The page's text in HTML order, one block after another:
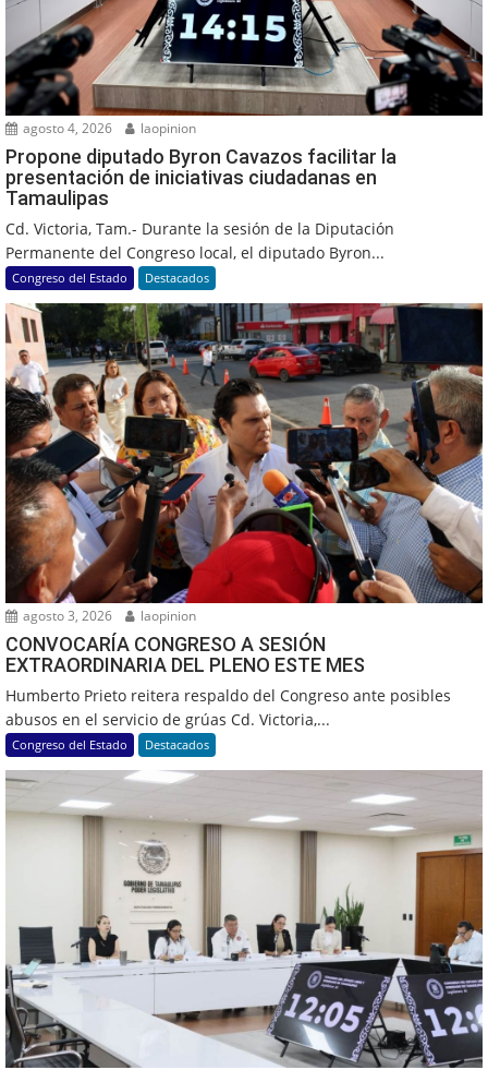
agosto 4, 2026 laopinion
Propone diputado Byron Cavazos facilitar la
presentación de iniciativas ciudadanas en
Tamaulipas
Cd. Victoria, Tam.- Durante la sesión de la Diputación
Permanente del Congreso local, el diputado Byron...
Congreso del Estado Destacados
agosto 3, 2026 laopinion
CONVOCARÍA CONGRESO A SESIÓN
EXTRAORDINARIA DEL PLENO ESTE MES
Humberto Prieto reitera respaldo del Congreso ante posibles
abusos en el servicio de grúas Cd. Victoria,...
Congreso del Estado Destacados